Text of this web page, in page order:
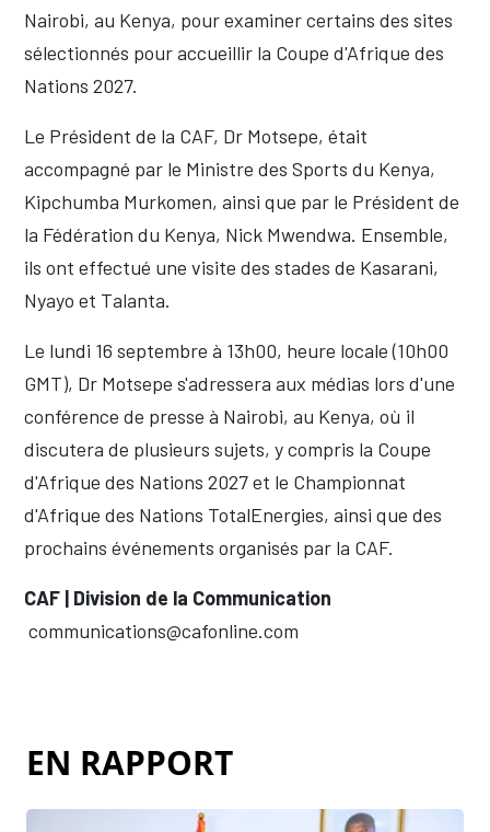
Nairobi, au Kenya, pour examiner certains des sites
sélectionnés pour accueillir la Coupe d'Afrique des
Nations 2027.
Le Président de la CAF, Dr Motsepe, était
accompagné par le Ministre des Sports du Kenya,
Kipchumba Murkomen, ainsi que par le Président de
la Fédération du Kenya, Nick Mwendwa. Ensemble,
ils ont effectué une visite des stades de Kasarani,
Nyayo et Talanta.
Le lundi 16 septembre à 13h00, heure locale (10h00
GMT), Dr Motsepe s'adressera aux médias lors d'une
conférence de presse à Nairobi, au Kenya, où il
discutera de plusieurs sujets, y compris la Coupe
d'Afrique des Nations 2027 et le Championnat
d'Afrique des Nations TotalEnergies, ainsi que des
prochains événements organisés par la CAF.
CAF | Division de la Communication
communications@cafonline.com
EN RAPPORT